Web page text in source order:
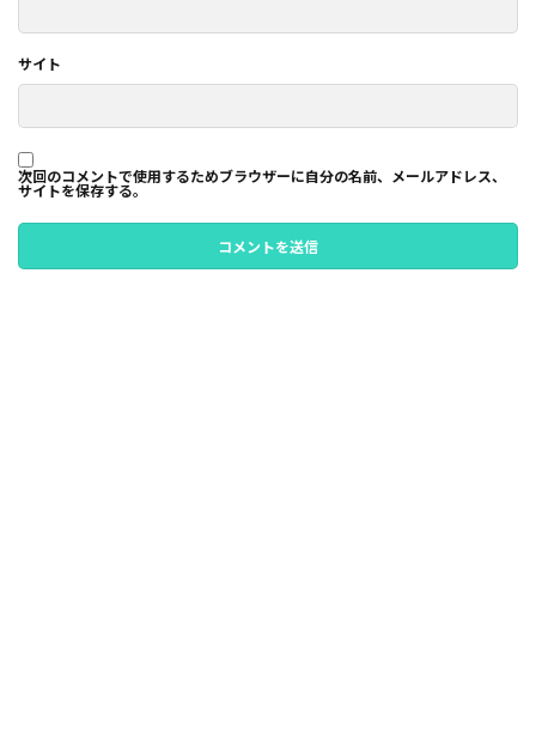
サイト
次回のコメントで使用するためブラウザーに自分の名前、メールアドレス、
サイトを保存する。